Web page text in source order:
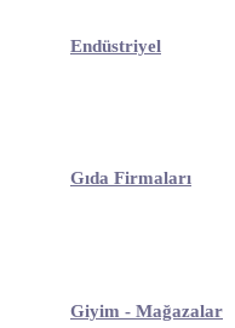
Endüstriyel
Gıda Firmaları
Giyim - Mağazalar